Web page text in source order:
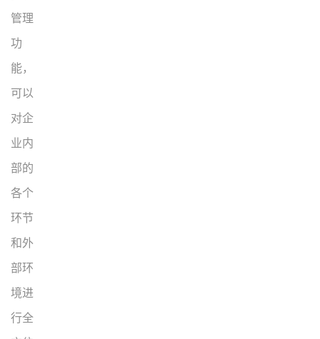
管理
功
能，
可以
对企
业内
部的
各个
环节
和外
部环
境进
行全